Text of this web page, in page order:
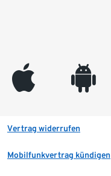
appleinc android
Vertrag widerrufen
Mobilfunkvertrag kündigen